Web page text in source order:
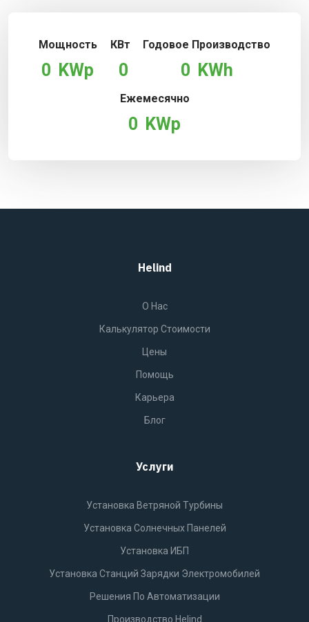
Мощность
0 KWp
КВт
0
Годовое Производство
0 KWh
Ежемесячно
0 KWp
Helind
O Нас
Калькулятор Стоимости
Цены
Помощь
Карьера
Блог
Услуги
Установка Ветряной Турбины
Установка Солнечных Панелей
Установка ИБП
Установка Станций Зарядки Электромобилей
Решения По Автоматизации
Производство Helind